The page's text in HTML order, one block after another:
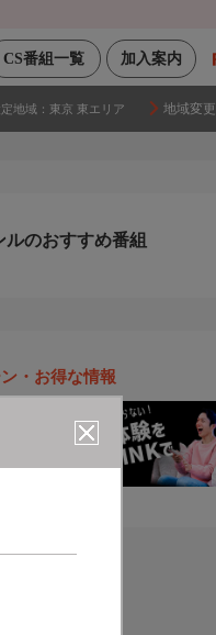
加入案内
CS番組一覧
地域： 東京 東エリア 地域変更
ルのおすすめ番組
・お得な情報